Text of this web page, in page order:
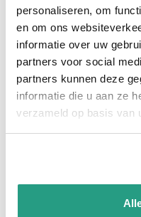
personaliseren, om
en om ons
informatie over uw
partners voor social
partners kunnen deze
informatie die u aan ze
verzameld op basis van
Snelle levering
Snel naar
Meer informatie
Meer informatie
Binnendiameter
Vragen? Neem dan nu
We zijn beschikbaar van